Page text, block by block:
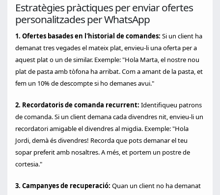
Estratègies pràctiques per enviar ofertes
personalitzades per WhatsApp
1. Ofertes basades en l'historial de comandes: Si un client ha
demanat tres vegades el mateix plat, envieu-li una oferta per a
aquest plat o un de similar. Exemple: "Hola Marta, el nostre nou
plat de pasta amb tòfona ha arribat. Com a amant de la pasta, et
fem un 10% de descompte si ho demanes avui."
2. Recordatoris de comanda recurrent: Identifiqueu patrons
de comanda. Si un client demana cada divendres nit, envieu-li un
recordatori amigable el divendres al migdia. Exemple: "Hola
Jordi, demà és divendres! Recorda que pots demanar el teu
sopar preferit amb nosaltres. A més, et portem un postre de
cortesia."
3. Campanyes de recuperació: Quan un client no ha demanat